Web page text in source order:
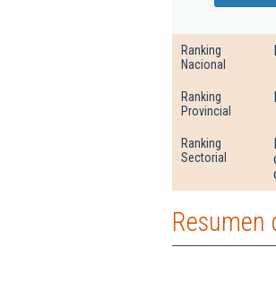
Ranking
Nacional
Ranking
Provincial
Ranking
Sectorial
Resumen